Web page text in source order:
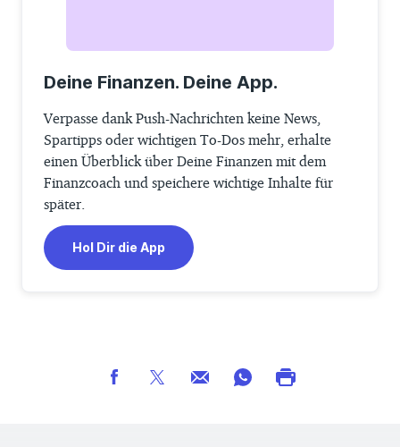
Deine Finanzen. Deine App.
Verpasse dank Push-Nachrichten keine News,
Spartipps oder wichtigen To-Dos mehr, erhalte
einen Überblick über Deine Finanzen mit dem
Finanzcoach und speichere wichtige Inhalte für
später.
Hol Dir die App